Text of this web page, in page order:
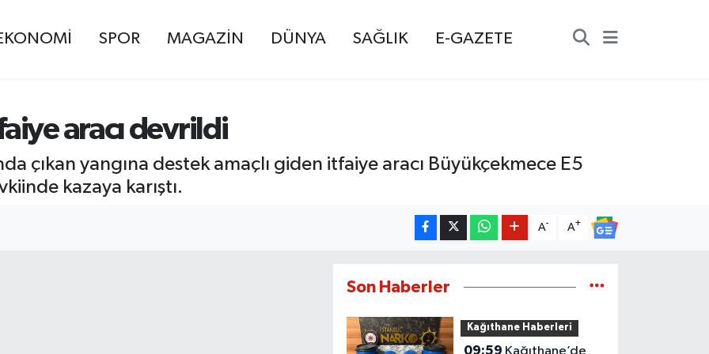
SPOR MAGAZİN DÜNYA SAĞLIK E-GAZETE
aracı devrildi
çıkan yangına destek amaçlı giden itfaiye aracı Büyükçekmece E5
kazaya karıştı.
A- A+
Son Haberler
Kağıthane Haberleri
09:59